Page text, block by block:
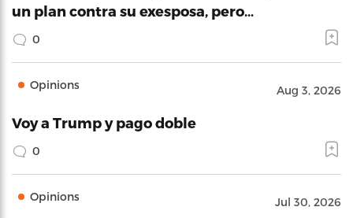
un plan contra su exesposa, pero…
0
Opinions Aug 3, 2026
Voy a Trump y pago doble
0
Opinions Jul 30, 2026